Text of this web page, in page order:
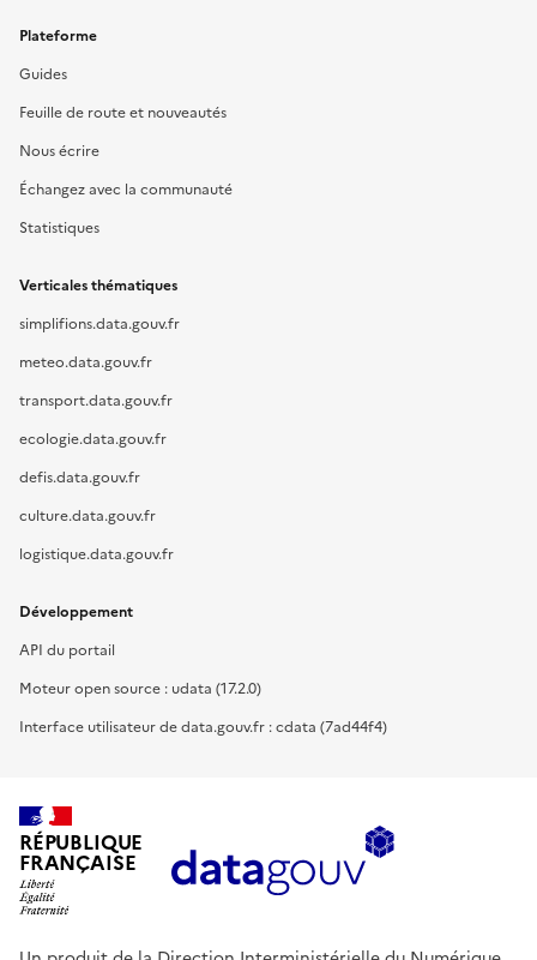
Plateforme
Guides
Feuille de route et nouveautés
Nous écrire
Échangez avec la communauté
Statistiques
Verticales thématiques
simplifions.data.gouv.fr
meteo.data.gouv.fr
transport.data.gouv.fr
ecologie.data.gouv.fr
defis.data.gouv.fr
culture.data.gouv.fr
logistique.data.gouv.fr
Développement
API du portail
Moteur open source : udata (17.2.0)
Interface utilisateur de data.gouv.fr : cdata (7ad44f4)
RÉPUBLIQUE
FRANÇAISE